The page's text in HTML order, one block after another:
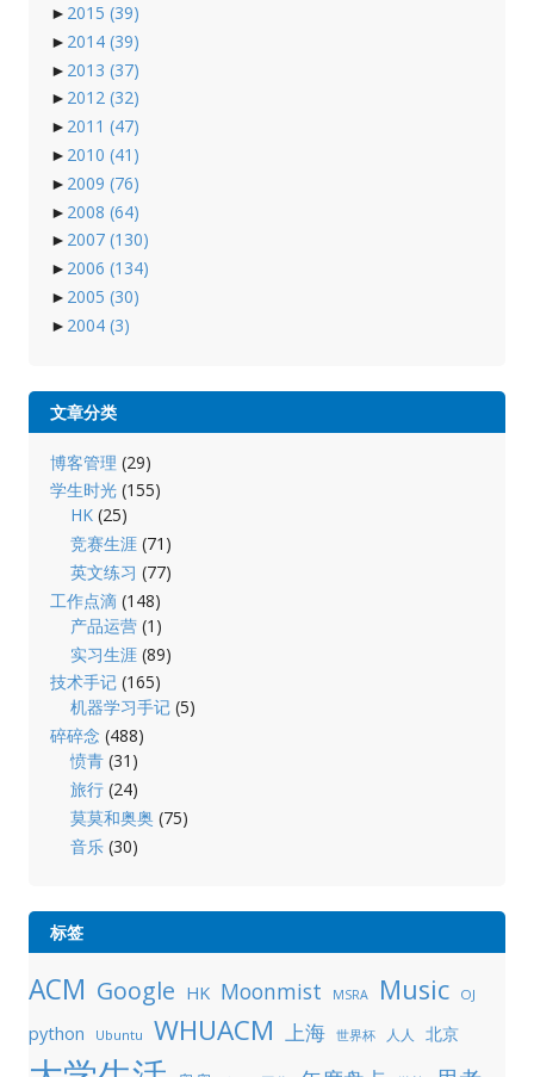
► 2015 (39)
► 2014 (39)
► 2013 (37)
► 2012 (32)
► 2011 (47)
► 2010 (41)
► 2009 (76)
► 2008 (64)
► 2007 (130)
► 2006 (134)
► 2005 (30)
► 2004 (3)
文章分类
博客管理 (29)
学生时光(155)
HK (25)
竞赛生涯 (71)
英文练习 (77)
工作点滴(148)
产品运营 (1)
实习生涯 (89)
技术手记(165)
机器学习手记 (5)
碎碎念 (488)
愤青 (31)
旅行 (24)
莫莫和奥奥 (75)
音乐 (30)
标签
ACM Google HK Moonmist MSRA Music OJ
python Ubuntu WHUACM 上海 世界杯 人人 北京